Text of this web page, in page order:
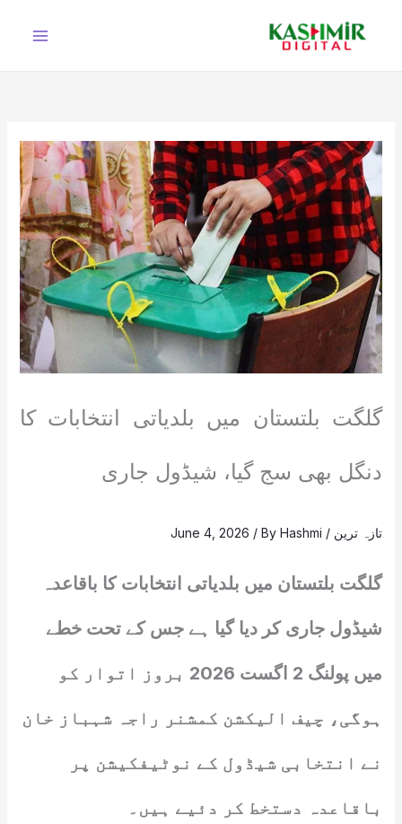
گلگت بلتستان میں بلدیاتی انتخابات کا
دنگل بھی سج گیا، شیڈول جاری
تازہ ترین /
June 4, 2026 / ByHashmi
گلگت بلتستان میں بلدیاتی انتخابات کا باقاعدہ
شیڈول جاری کر دیا گیا ہے جس کے تحت خطے
میں پولنگ 2 اگست 2026 بروز اتوار کو
ہوگی، چیف الیکشن کمشنر راجہ شہباز خان
نے انتخابی شیڈول کے نوٹیفکیشن پر
باقاعدہ دستخط کر دئیے ہیں۔